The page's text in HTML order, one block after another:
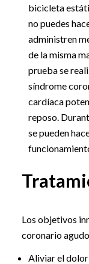
bicicleta
no puedes
administren
de la misma
prueba se
síndrome
cardíaca
reposo.
se pueden
Los objetivos
coronario
Aliviar el